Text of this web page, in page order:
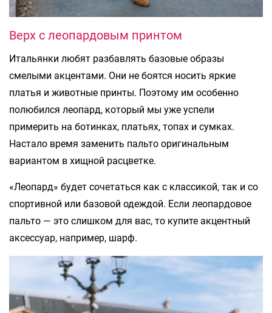
Верх с леопардовым принтом
Итальянки любят разбавлять базовые образы
смелыми акцентами. Они не боятся носить яркие
платья и животные принты. Поэтому им особенно
полюбился леопард, который мы уже успели
примерить на ботинках, платьях, топах и сумках.
Настало время заменить пальто оригинальным
вариантом в хищной расцветке.
«Леопард» будет сочетаться как с классикой, так и со
спортивной или базовой одеждой. Если леопардовое
пальто — это слишком для вас, то купите акцентный
аксессуар, например, шарф.